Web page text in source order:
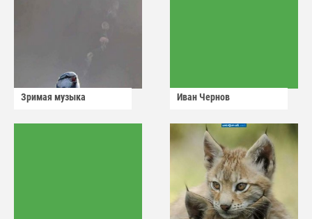
Зримая музыка Иван Чернов